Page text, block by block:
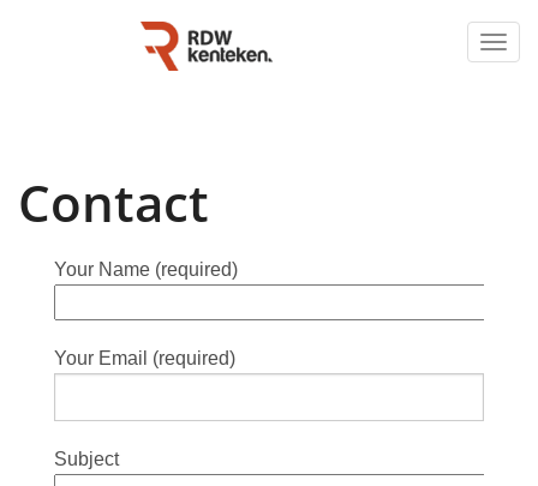
Contact
Your Name (required)
Your Email (required)
Subject